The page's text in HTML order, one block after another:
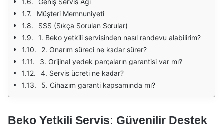
Geniş Servis Ağı
Müşteri Memnuniyeti
SSS (Sıkça Sorulan Sorular)
1. Beko yetkili servisinden nasıl randevu alabilirim?
2. Onarım süreci ne kadar sürer?
3. Orijinal yedek parçaların garantisi var mı?
4. Servis ücreti ne kadar?
5. Cihazım garanti kapsamında mı?
Beko Yetkili Servis: Güvenilir Destek